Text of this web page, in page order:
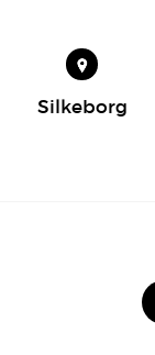
Silkeborg